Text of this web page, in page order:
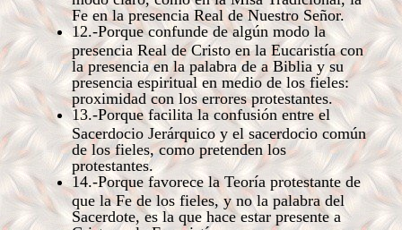
Fe en la presencia Real de Nuestro Señor.
12.-Porque confunde de algún modo la
presencia Real de Cristo en la Eucaristía con
la presencia en la palabra de a Biblia y su
presencia espiritual en medio de los fieles:
proximidad con los errores protestantes.
13.-Porque facilita la confusión entre el
Sacerdocio Jerárquico y el sacerdocio común
de los fieles, como pretenden los
protestantes.
14.-Porque favorece la Teoría protestante de
que la Fe de los fieles, y no la palabra del
Sacerdote, es la que hace estar presente a